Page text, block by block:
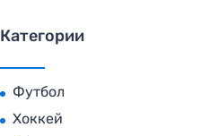
Категории
Футбол
Хоккей